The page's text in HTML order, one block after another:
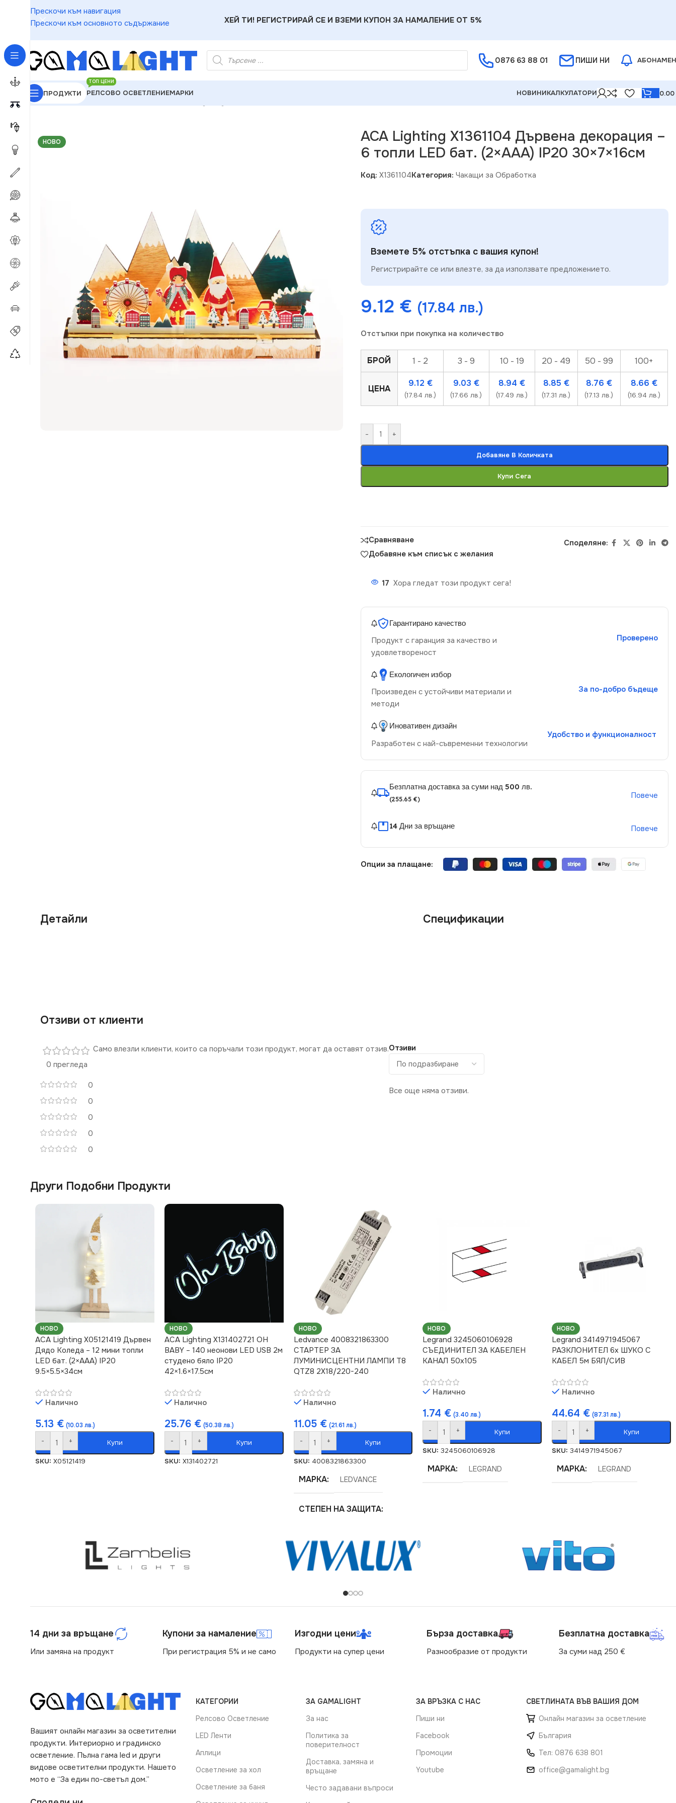
Прескочи към навигация
Прескочи към основното съдържание
ХЕЙ ТИ! РЕГИСТРИРАЙ СЕ И ВЗЕМИ КУПОН ЗА НАМАЛЕНИЕ ОТ 5%
0876 63 88 01 ПИШИ НИ
ПРОДУКТИ РЕЛСОВО ОСВЕТЛЕНИЕ
ТОП ЦЕНИ
МАРКИ НОВИНИКАЛКУЛАТОРИ 0.00
GAMALIGHT»
НОВО
ACA Lighting X1361104 Дървена декорация –
6 топли LED бат. (2×AAA) IP20 30×7×16см
Код: X1361104Категория: Чакащи за Обработка
Вземете 5% отстъпка с вашия купон!
Регистрирайте се или влезте, за да използвате предложението.
9.12 € (17.84 лв.)
Отстъпки при покупка на количество
БРОЙ 1 - 2 3 - 9 10 - 19 20 - 49 50 - 99 100+
ЦЕНА
9.12 €
(17.84 лв.)
9.03 €
(17.66 лв.)
8.94€
(17.49 лв.)
8.85 €
(17.31 лв.)
8.76 €
(17.13 лв.)
8.66 €
(16.94 лв.)
- +
Добавяне В Количката
Купи Сега
Сравняване
Добавяне към списък с желания
Споделяне:
17 Хора гледат този продукт сега!
Гарантирано качество
Продукт с гаранция за качество и
удовлетвореност
Проверено
Екологичен избор
Произведен с устойчиви материали и
методи
За по-добро бъдеще
Иновативен дизайн
Разработен с най-съвременни технологии
Удобство и функционалност
Безплатна доставка за суми над 500 лв.
(255.65 €) Повече
14 Дни за връщане Повече
Опции за плащане:
Детайли Спецификации
Отзиви от клиенти
0 прегледа
0
0
0
0
0
Отзиви
Все още няма отзиви.
Само влезли клиенти, които са поръчали този продукт, могат да оставят отзив.
Други Подобни Продукти
НОВО
ACA Lighting X05121419 Дървен
Дядо Коледа – 12 мини топли
LED бат. (2×AAA) IP20
9.5×5.5×34см
Налично
5.13 € (10.03 лв.)
- + Купи
SKU: X05121419
НОВО
ACA Lighting X131402721 OH
BABY – 140 неонови LED USB 2м
студено бяло IP20
42×1.6×17.5см
Налично
25.76 € (50.38 лв.)
- + Купи
SKU: X131402721
НОВО
Ledvance 4008321863300
СТАРТЕР ЗА
ЛУМИНИСЦЕНТНИ ЛАМПИ T8
QTZ8 2X18/220-240
Налично
11.05 € (21.61 лв.)
- + Купи
SKU: 4008321863300
МАРКА LEDVANCE
СТЕПЕН НА ЗАЩИТА
НОВО
Legrand 3245060106928
СЪЕДИНИТЕЛ ЗА КАБЕЛЕН
КАНАЛ 50х105
Налично
1.74 € (3.40 лв.)
- + Купи
SKU:3245060106928
МАРКА LEGRAND
НОВО
Legrand 3414971945067
РАЗКЛОНИТЕЛ 6х ШУКО С
КАБЕЛ 5м БЯЛ/СИВ
Налично
44.64 € (87.31 лв.)
- + Купи
SKU:3414971945067
МАРКА LEGRAND
14 дни за връщане
Или замяна на продукт
Купони за намаление
При регистрация 5% и не само
Изгодни цени
Продукти на супер цени
Бърза доставка
Разнообразие от продукти
Безплатна доставка
За суми над 250 €
Вашият онлайн магазин за осветителни
продукти. Интериорно и градинско
осветление. Пълна гама led и други
видове осветителни продукти. Нашето
мото е “За един по-светъл дом.”
КАТЕГОРИИ
Релсово Осветление
LED Ленти
Аплици
Осветление за хол
Осветление за баня
ЗА GAMALIGHT
За нас
Политика за
поверителност
Доставка, замяна и
връщане
Често задавани въпроси
ЗА ВРЪЗКА С НАС
Пиши ни
Facebook
Промоции
Youtube
СВЕТЛИНАТА ВЪВ ВАШИЯ ДОМ
Онлайн магазин за осветление
България
Тел: 0876 638 801
office@gamalight.bg